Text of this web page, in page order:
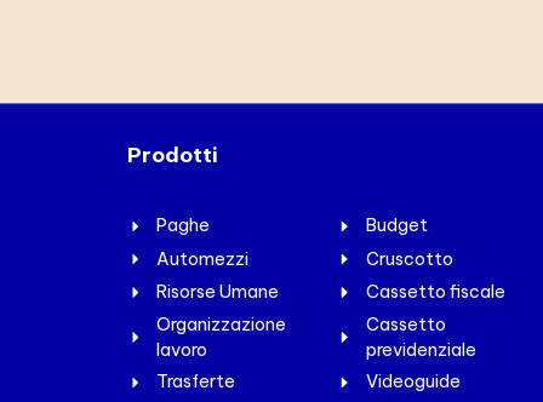
Prodotti
Paghe
Budget
Automezzi
Cruscotto
Risorse Umane
Cassetto fiscale
Organizzazione
lavoro
Cassetto
previdenziale
Trasferte
Videoguide